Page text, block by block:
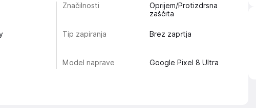
Značilnosti
Oprijem/Protizdrsna
zaščita
Tip zapiranja Brez zaprtja
Model naprave Google Pixel 8 Ultra